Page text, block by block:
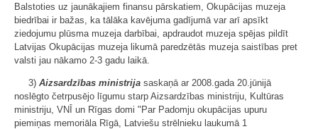
Balstoties uz jaunākajiem finansu pārskatiem, Okupācijas muzeja
biedrībai ir bažas, ka tālāka kavējuma gadījumā var arī apsīkt
ziedojumu plūsma muzeja darbībai, apdraudot muzeja spējas pildīt
Latvijas Okupācijas muzeja likumā paredzētās muzeja saistības pret
valsti jau nākamo 2-3 gadu laikā.
3) Aizsardzības ministrija saskaņā ar 2008.gada 20.jūnijā
noslēgto četrpusējo līgumu starp Aizsardzības ministriju, Kultūras
ministriju, VNĪ un Rīgas domi "Par Padomju okupācijas upuru
piemiņas memoriāla Rīgā, Latviešu strēlnieku laukumā 1